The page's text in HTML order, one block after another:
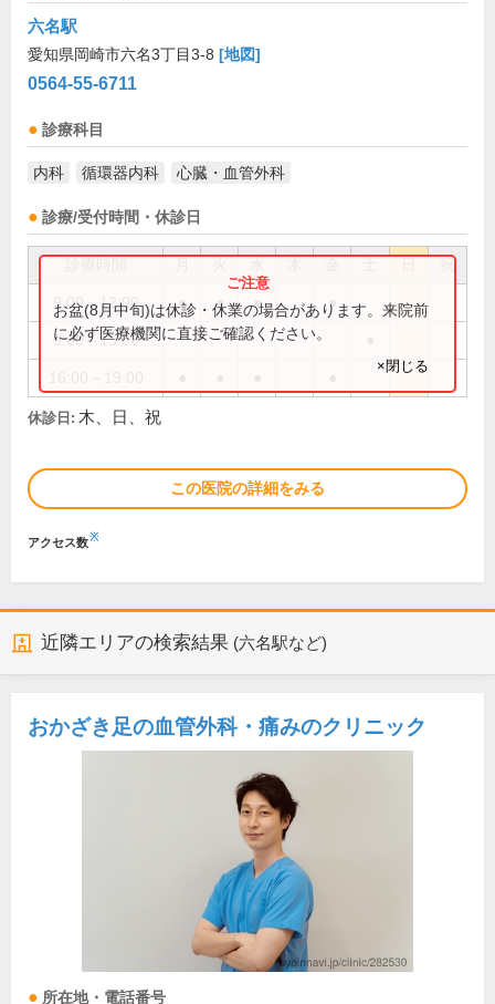
六名駅
愛知県岡崎市六名3丁目3-8 [地図]
0564-55-6711
診療科目
内科 循環器内科 心臓・血管外科
診療/受付時間・休診日
祝
9:00～12:00 ● ● ● ●
9:00～13:00
お盆(8月中旬)は休診・休業の場合があります。来院前
に必ず医療機関に直接ご確認ください。
×閉じる
休診日: 木、日、祝
この医院の詳細をみる
アクセス数※
近隣エリアの検索結果 (六名駅など)
おかざき足の血管外科・痛みのクリニック
所在地・電話番号